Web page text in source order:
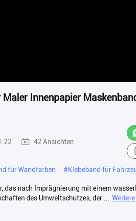
Innenpapier
22 42 Ansichten
für Wandfarben #Klebeband für
das nach Imprägnierung mit einem
des Umweltschutzes, der ...